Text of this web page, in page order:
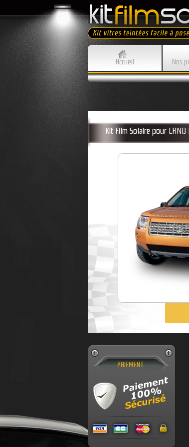
Accueil Nos
Kit Film Solaire pour LAND